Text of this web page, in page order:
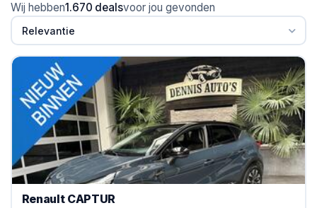
Wij hebben1.670 dealsvoor jou gevonden
Relevantie
Renault CAPTUR